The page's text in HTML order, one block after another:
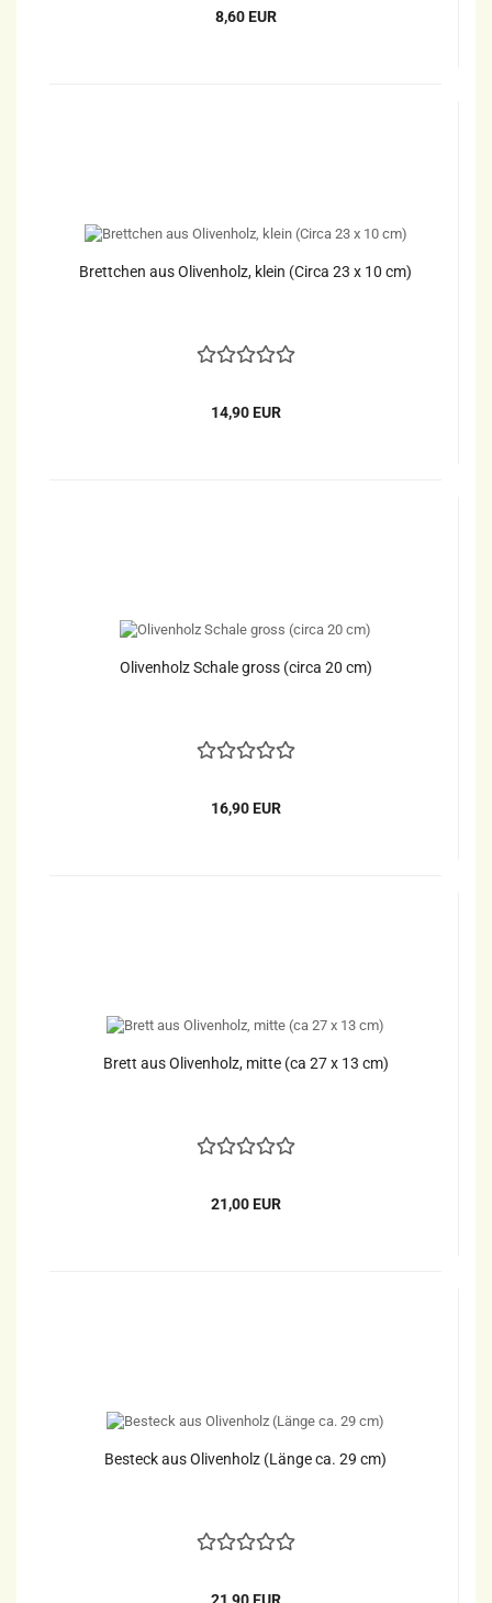
8,60 EUR
Brettchen aus Olivenholz, klein (Circa 23 x 10 cm)
14,90 EUR
Olivenholz Schale gross (circa 20 cm)
16,90 EUR
Brett aus Olivenholz, mitte (ca 27 x 13 cm)
21,00 EUR
Besteck aus Olivenholz (Länge ca. 29 cm)